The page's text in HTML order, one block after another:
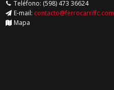
Teléfono: (598) 473 36624
E-mail: contacto@ferrocarrilfc.com
Mapa